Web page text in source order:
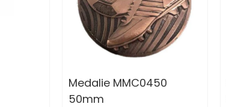
Medalie MMC0450
50mm